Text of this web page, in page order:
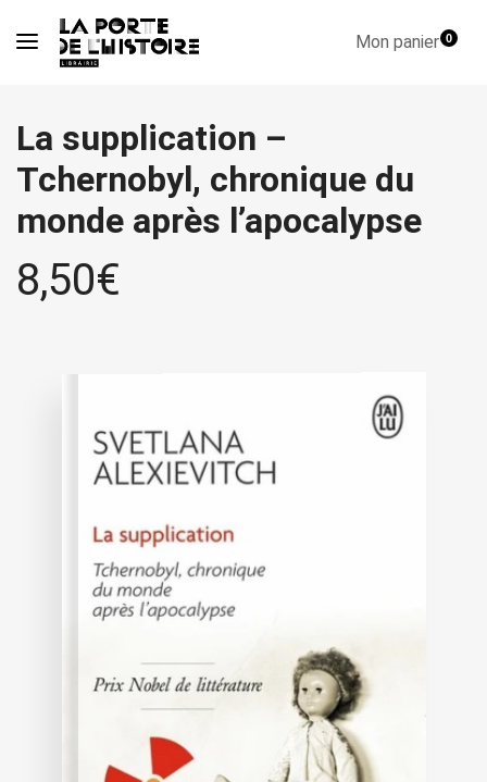
Mon panier0
La supplication –
Tchernobyl, chronique du
monde après l’apocalypse
8,50€